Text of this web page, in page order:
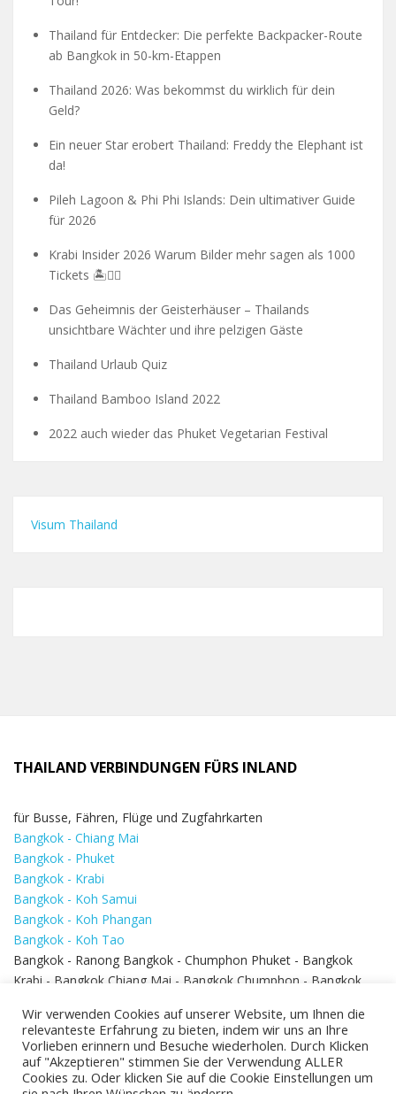
Thailand für Entdecker: Die perfekte Backpacker-Route
ab Bangkok in 50-km-Etappen
Thailand 2026: Was bekommst du wirklich für dein
Geld?
Ein neuer Star erobert Thailand: Freddy the Elephant ist
da!
Pileh Lagoon & Phi Phi Islands: Dein ultimativer Guide
für 2026
Krabi Insider 2026 Warum Bilder mehr sagen als 1000
Tickets 🏝️🧗‍♂️
Das Geheimnis der Geisterhäuser – Thailands
unsichtbare Wächter und ihre pelzigen Gäste
Thailand Urlaub Quiz
Thailand Bamboo Island 2022
2022 auch wieder das Phuket Vegetarian Festival
Visum Thailand
THAILAND VERBINDUNGEN FÜRS INLAND
für Busse, Fähren, Flüge und Zugfahrkarten
Bangkok - Chiang Mai
Bangkok - Phuket
Bangkok - Krabi
Bangkok - Koh Samui
Bangkok - Koh Phangan
Bangkok - Koh Tao
Bangkok - Ranong Bangkok - Chumphon Phuket - Bangkok
Krabi - Bangkok Chiang Mai - Bangkok Chumphon - Bangkok
Bangkok - Hua Hin
Wir verwenden Cookies auf unserer Website, um Ihnen die
relevanteste Erfahrung zu bieten, indem wir uns an Ihre
Vorlieben erinnern und Besuche wiederholen. Durch Klicken
auf "Akzeptieren" stimmen Sie der Verwendung ALLER
Cookies zu. Oder klicken Sie auf die Cookie Einstellungen um